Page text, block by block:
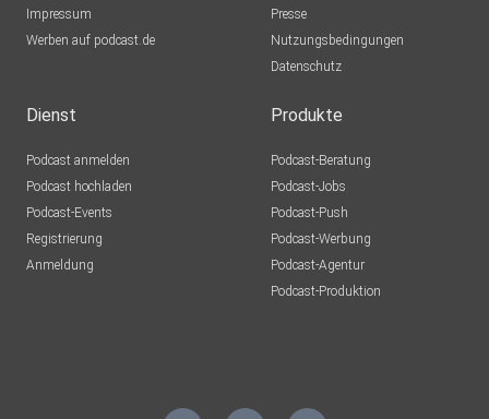
Impressum
Werben auf podcast.de
Presse
Nutzungsbedingungen
Datenschutz
Dienst
Podcast anmelden
Podcast hochladen
Podcast-Events
Registrierung
Anmeldung
Produkte
Podcast-Beratung
Podcast-Jobs
Podcast-Push
Podcast-Werbung
Podcast-Agentur
Podcast-Produktion